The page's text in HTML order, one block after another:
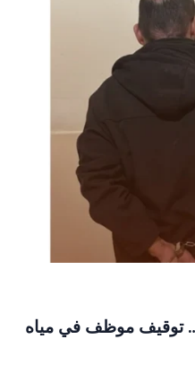
توقيف موظف في مياه